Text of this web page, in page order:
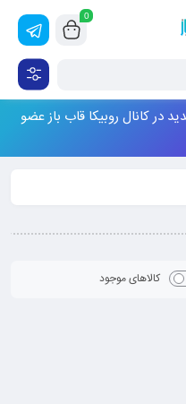
0
در کانال روبیکا قاب باز عضو
کالاهای موجود